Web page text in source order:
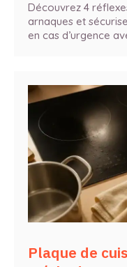
Découvrez 4
arnaques et
en cas d’urgence
Plaque de